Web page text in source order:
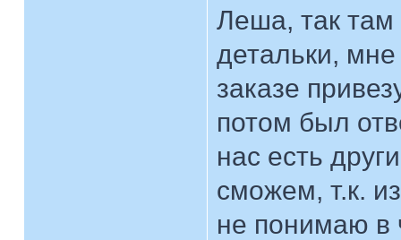
Леша, так там
детальки,
заказе
потом был
нас есть
сможем, т.к.
не понимаю в